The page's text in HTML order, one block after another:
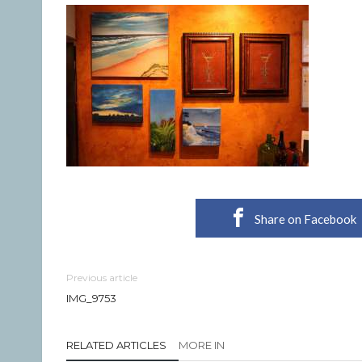
Share on Facebook
Previous article
IMG_9753
RELATED ARTICLES MORE IN